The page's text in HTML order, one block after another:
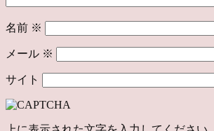
名前 ※
メール ※
サイト